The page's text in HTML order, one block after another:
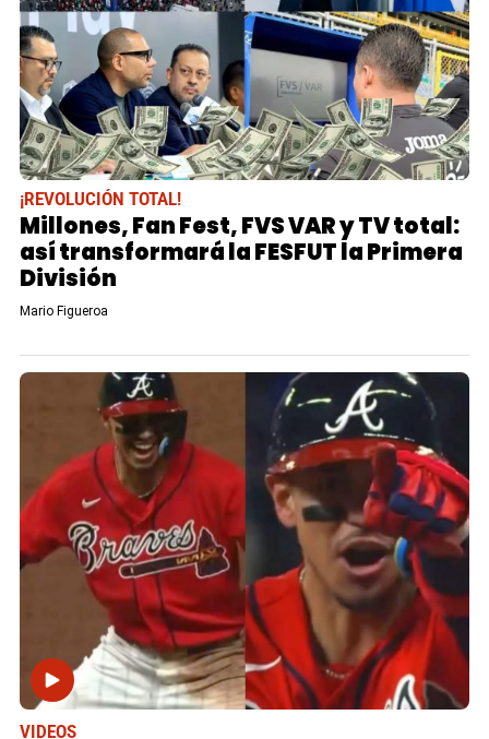
¡REVOLUCIÓN TOTAL!
Millones, Fan Fest, FVS VAR y TV total:
así transformará la FESFUT la Primera
División
Mario Figueroa
VIDEOS